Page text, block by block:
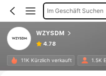
Im Geschäft Suchen
WZYSDM
4.78
11K Kürzlich verkauft 1.5K
Produktinformation: Preisangabe,